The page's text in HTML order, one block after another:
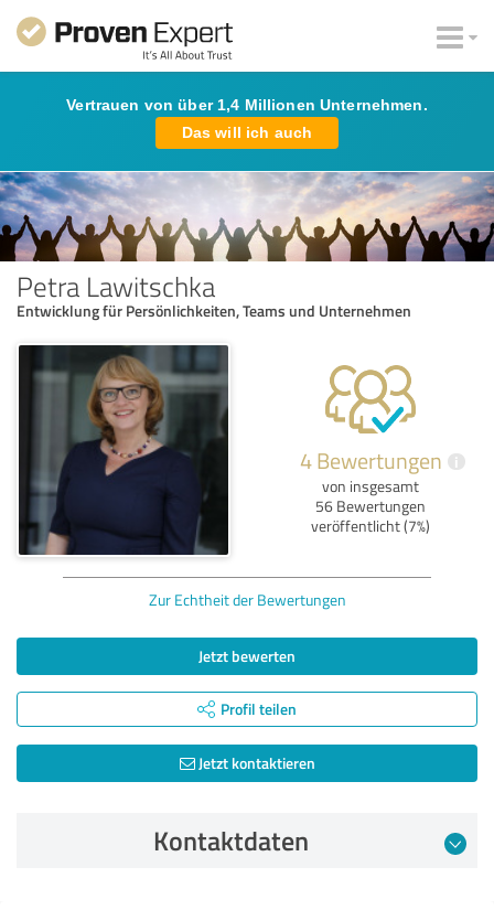
Vertrauen von über 1,4 Millionen Unternehmen.
Das will ich auch
Petra Lawitschka
Entwicklung für Persönlichkeiten, Teams und Unternehmen
4 Bewertungen i
von insgesamt
56 Bewertungen
veröffentlicht (7%)
Zur Echtheit der Bewertungen
Jetzt bewerten
Profil teilen
Jetzt kontaktieren
Kontaktdaten